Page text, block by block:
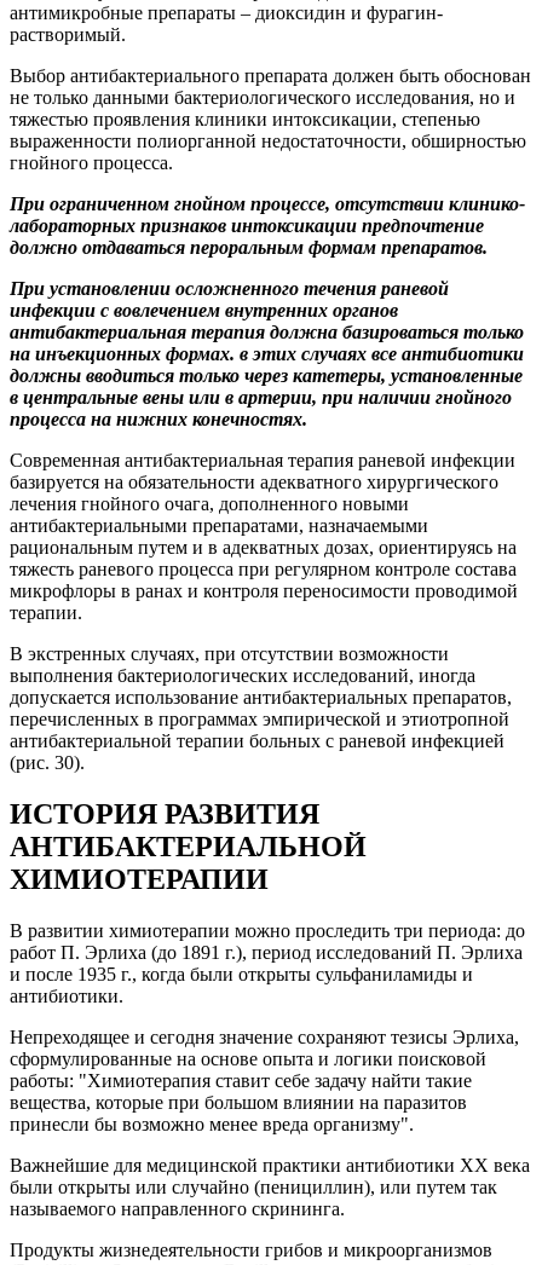
антимикробные препараты – диоксидин и фурагин-
растворимый.
Выбор антибактериального препарата должен быть обоснован
не только данными бактериологического исследования, но и
тяжестью проявления клиники интоксикации, степенью
выраженности полиорганной недостаточности, обширностью
гнойного процесса.
При ограниченном гнойном процессе, отсутствии клинико-
лабораторных признаков интоксикации предпочтение
должно отдаваться пероральным формам препаратов.
При установлении осложненного течения раневой
инфекции с вовлечением внутренних органов
антибактериальная терапия должна базироваться только
на инъекционных формах. в этих случаях все антибиотики
должны вводиться только через катетеры, установленные
в центральные вены или в артерии, при наличии гнойного
процесса на нижних конечностях.
Современная антибактериальная терапия раневой инфекции
базируется на обязательности адекватного хирургического
лечения гнойного очага, дополненного новыми
антибактериальными препаратами, назначаемыми
рациональным путем и в адекватных дозах, ориентируясь на
тяжесть раневого процесса при регулярном контроле состава
микрофлоры в ранах и контроля переносимости проводимой
терапии.
В экстренных случаях, при отсутствии возможности
выполнения бактериологических исследований, иногда
допускается использование антибактериальных препаратов,
перечисленных в программах эмпирической и этиотропной
антибактериальной терапии больных с раневой инфекцией
(рис. 30).
ИСТОРИЯ РАЗВИТИЯ
АНТИБАКТЕРИАЛЬНОЙ
ХИМИОТЕРАПИИ
В развитии химиотерапии можно проследить три периода: до
работ П. Эрлиха (до 1891 г.), период исследований П. Эрлиха
и после 1935 г., когда были открыты сульфаниламиды и
антибиотики.
Непреходящее и сегодня значение сохраняют тезисы Эрлиха,
сформулированные на основе опыта и логики поисковой
работы: "Химиотерапия ставит себе задачу найти такие
вещества, которые при большом влиянии на паразитов
принесли бы возможно менее вреда организму".
Важнейшие для медицинской практики антибиотики ХХ века
были открыты или случайно (пенициллин), или путем так
называемого направленного скрининга.
Продукты жизнедеятельности грибов и микроорганизмов